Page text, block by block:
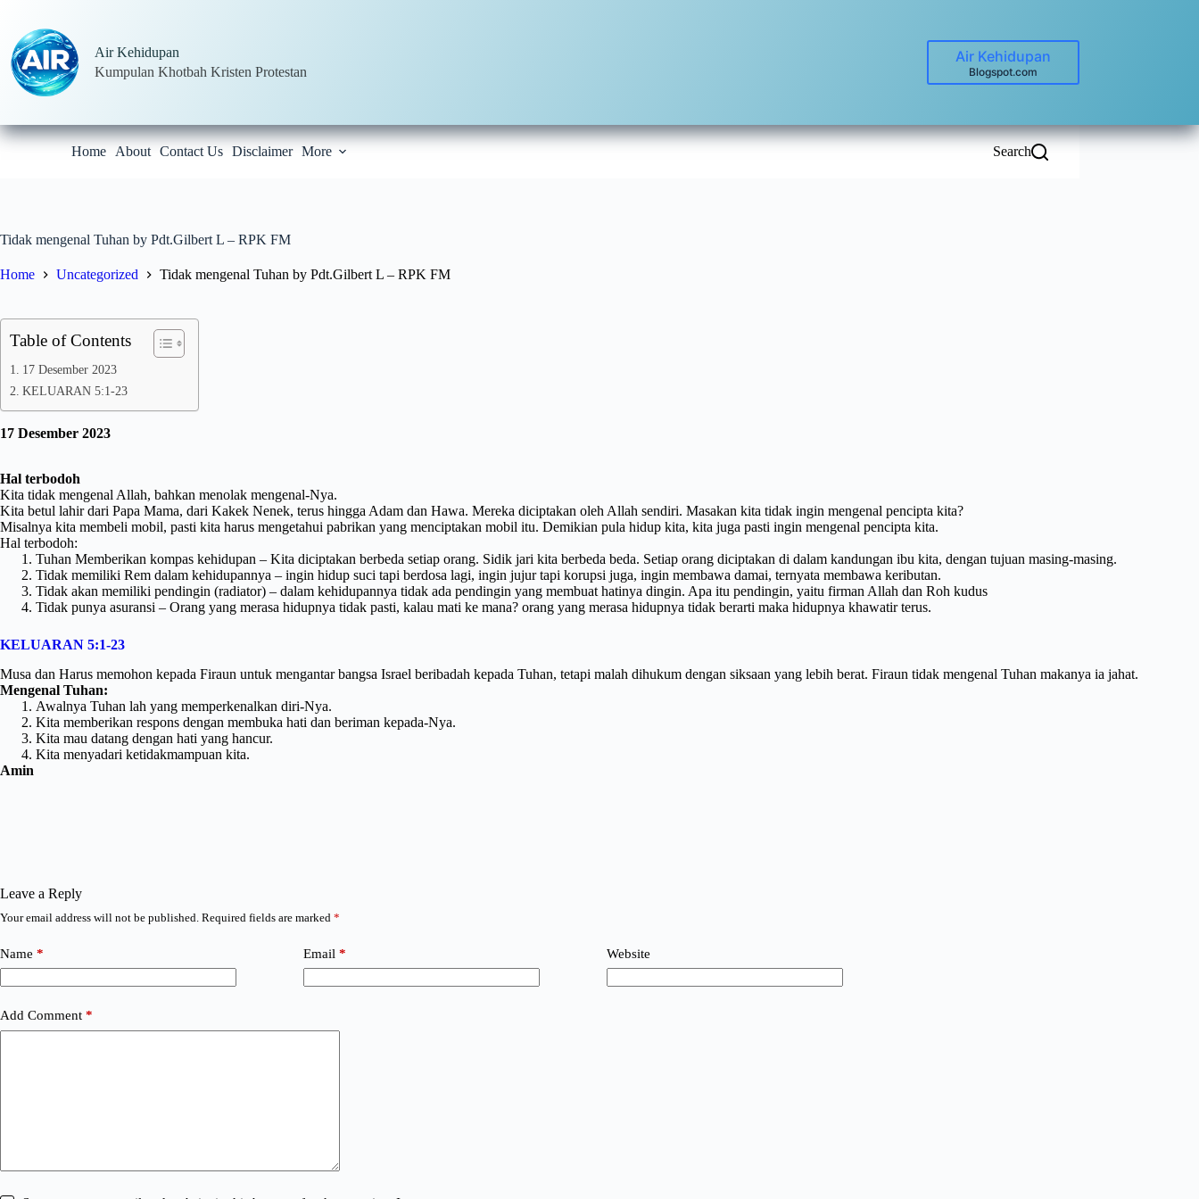
content
Air Kehidupan
Kumpulan Khotbah Kristen Protestan
Air Kehidupan
Blogspot.com
Home About Contact Us Disclaimer More Search
Tidak mengenal Tuhan by Pdt.Gilbert L – RPK FM
Home Uncategorized Tidak mengenal Tuhan by Pdt.Gilbert L – RPK FM
Table of Contents
17 Desember 2023
KELUARAN 5:1-23
17 Desember 2023
Hal terbodoh
Kita tidak mengenal Allah, bahkan menolak mengenal-Nya.
Kita betul lahir dari Papa Mama, dari Kakek Nenek, terus hingga Adam dan Hawa. Mereka diciptakan oleh Allah sendiri. Masakan kita tidak ingin mengenal pencipta kita?
Misalnya kita membeli mobil, pasti kita harus mengetahui pabrikan yang menciptakan mobil itu. Demikian pula hidup kita, kita juga pasti ingin mengenal pencipta kita.
Hal terbodoh:
Tuhan Memberikan kompas kehidupan – Kita diciptakan berbeda setiap orang. Sidik jari kita berbeda beda. Setiap orang diciptakan di dalam kandungan ibu kita, dengan tujuan masing-masing.
Tidak memiliki Rem dalam kehidupannya – ingin hidup suci tapi berdosa lagi, ingin jujur tapi korupsi juga, ingin membawa damai, ternyata membawa keributan.
Tidak akan memiliki pendingin (radiator) – dalam kehidupannya tidak ada pendingin yang membuat hatinya dingin. Apa itu pendingin, yaitu firman Allah dan Roh kudus
Tidak punya asuransi – Orang yang merasa hidupnya tidak pasti, kalau mati ke mana? orang yang merasa hidupnya tidak berarti maka hidupnya khawatir terus.
KELUARAN 5:1-23
Musa dan Harus memohon kepada Firaun untuk mengantar bangsa Israel beribadah kepada Tuhan, tetapi malah dihukum dengan siksaan yang lebih berat. Firaun tidak mengenal Tuhan makanya ia jahat.
Mengenal Tuhan:
Awalnya Tuhan lah yang memperkenalkan diri-Nya.
Kita memberikan respons dengan membuka hati dan beriman kepada-Nya.
Kita mau datang dengan hati yang hancur.
Kita menyadari ketidakmampuan kita.
Amin
Leave a Reply
Your email address will not be published. Required fields are marked *
Name * Email * Website
Add Comment *